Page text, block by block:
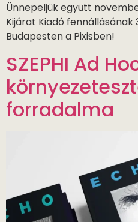
Ünnepeljük együtt
Kijárat Kiadó fennállásának
Budapesten a Pixisben!
SZEPHI Ad
forradalma